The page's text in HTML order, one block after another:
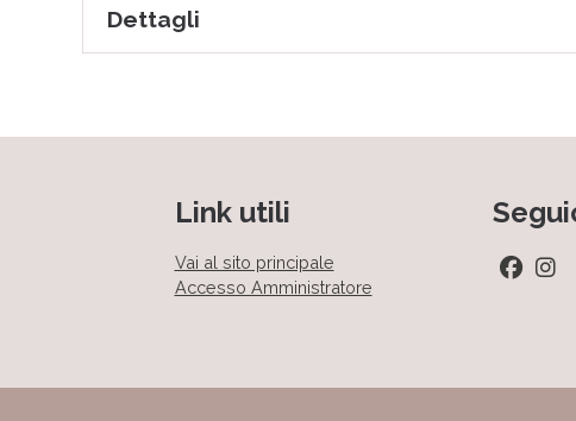
Dettagli
Link utili
Vai al sito principale
Accesso Amministratore